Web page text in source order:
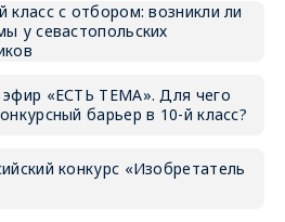
класс с отбором: возникли ли
у севастопольских
«ЕСТЬ ТЕМА». Для чего
барьер в 10-й класс?
конкурс «Изобретатель